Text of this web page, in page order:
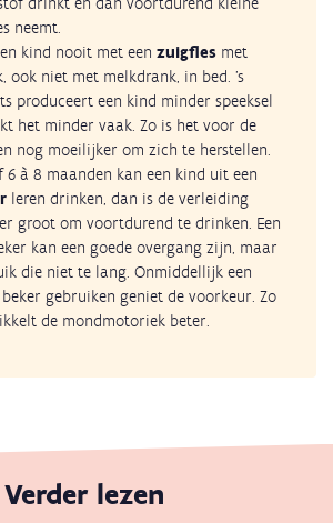
neemt.
kind nooit met een zuigfles met
ook niet met melkdrank, in bed. ’s
produceert een kind minder speeksel
het minder vaak. Zo is het voor de
nog moeilijker om zich te herstellen.
6 à 8 maanden kan een kind uit een
leren drinken, dan is de verleiding
groot om voortdurend te drinken. Een
kan een goede overgang zijn, maar
die niet te lang. Onmiddellijk een
gebruiken geniet de voorkeur. Zo
de mondmotoriek beter.
Verder lezen